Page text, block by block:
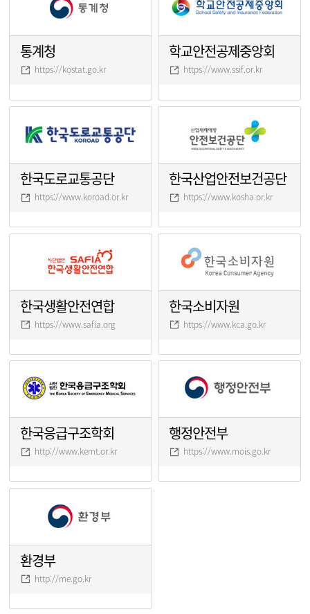
통계청
https://kostat.go.kr
학교안전공제중앙회
https://www.ssif.or.kr
한국도로교통공단
https://www.koroad.or.kr
한국산업안전보건공단
https://www.kosha.or.kr
한국생활안전연합
https://www.safia.org
한국소비자원
https://www.kca.go.kr
한국응급구조학회
http://www.kemt.or.kr
행정안전부
https://www.mois.go.kr
환경부
http://me.go.kr